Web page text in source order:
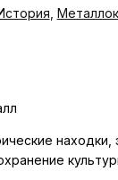
находки,